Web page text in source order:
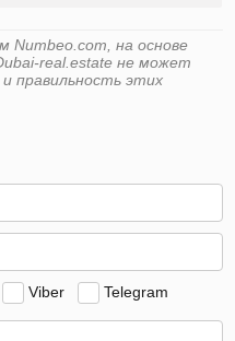
Numbeo.com, на основе
real.estate не может
правильность этих
Viber Telegram